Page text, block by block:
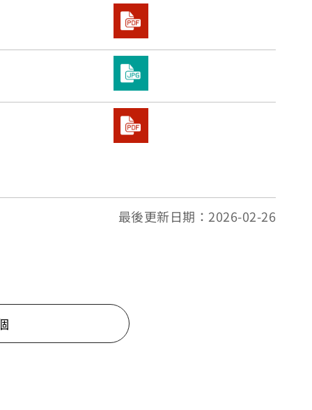
最後更新日期：2026-02-26